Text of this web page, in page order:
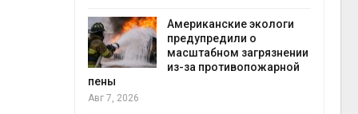
в
на фоне
пожаров
Американские экологи
предупредили о
масштабном загрязнении
из-за противопожарной
пены
Авг 7, 2026